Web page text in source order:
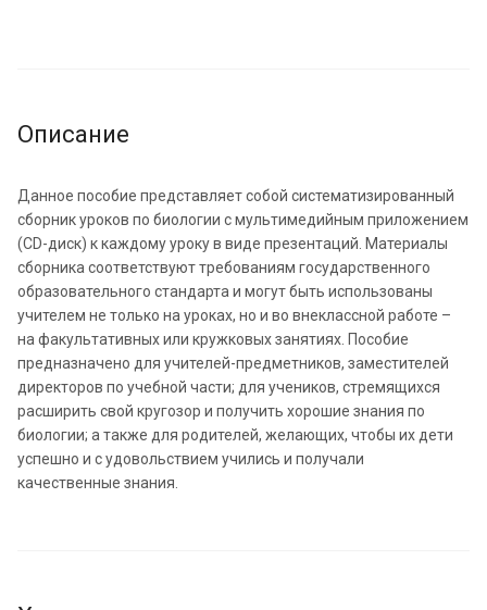
Описание
Данное пособие представляет собой систематизированный
сборник уроков по биологии с мультимедийным приложением
(CD-диск) к каждому уроку в виде презентаций. Материалы
сборника соответствуют требованиям государственного
образовательного стандарта и могут быть использованы
учителем не только на уроках, но и во внеклассной работе –
на факультативных или кружковых занятиях. Пособие
предназначено для учителей-предметников, заместителей
директоров по учебной части; для учеников, стремящихся
расширить свой кругозор и получить хорошие знания по
биологии; а также для родителей, желающих, чтобы их дети
успешно и с удовольствием учились и получали
качественные знания.